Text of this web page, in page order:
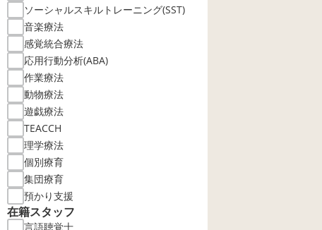
ソーシャルスキルトレーニング(SST)
音楽療法
感覚統合療法
応用行動分析(ABA)
作業療法
動物療法
遊戯療法
TEACCH
理学療法
個別療育
集団療育
預かり支援
在籍スタッフ
言語聴覚士